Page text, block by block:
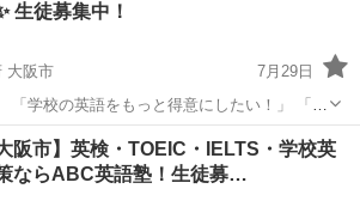
生徒募集中！
大阪市
7月29日
「学校の英語をもっと得意にしたい！」 「何
からない…」 そんな方はABC英語塾にお任せ
これまで多くの生徒が英検に合格していま
検 1級
阪市】英検・TOEIC・IELTS・学校英
ならABC英語塾！生徒募…